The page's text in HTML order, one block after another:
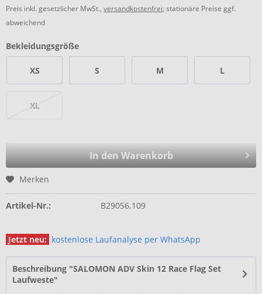
Preis inkl. gesetzlicher MwSt., versandkostenfrei; stationäre Preise ggf.
abweichend
Bekleidungsgröße
XS S M L
XL
In den Warenkorb
Merken
Artikel-Nr.: B29056.109
Jetzt neu: kostenlose Laufanalyse per WhatsApp
Beschreibung "SALOMON ADV Skin 12 Race Flag Set
Laufweste"